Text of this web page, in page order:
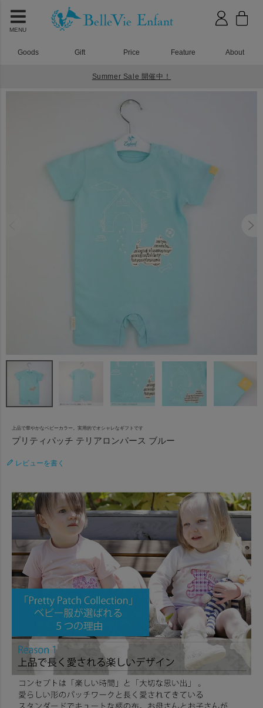
MENU
Goods Gift Price Feature About
Summer Sale 開催中！
プリティパッチ テリアロンパース ブルー
上品で華やかなベビーカラー。実用的でオシャレなギフトです
プリティパッチ テリアロンパース ブルー
レビューを書く